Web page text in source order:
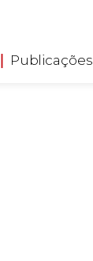
Publicações